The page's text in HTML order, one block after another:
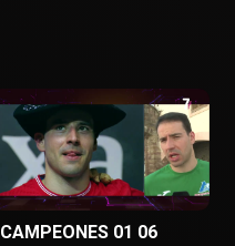
CAMPEONES 01 06